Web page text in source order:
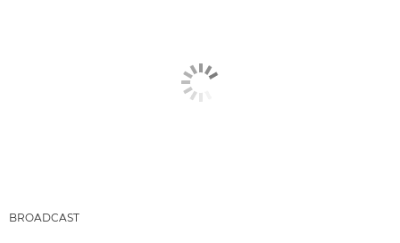
BROADCAST